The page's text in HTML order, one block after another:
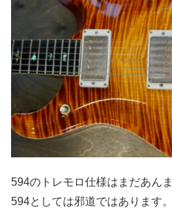
594のトレモロ仕様はまだあん
594としては邪道ではあります